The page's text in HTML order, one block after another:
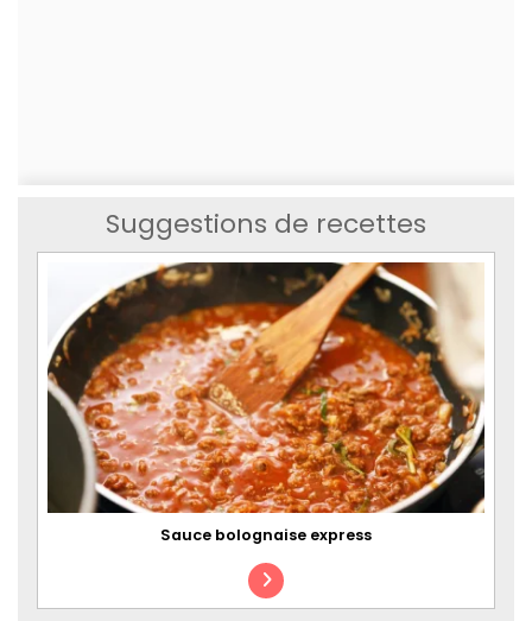
Suggestions de recettes
Sauce bolognaise express